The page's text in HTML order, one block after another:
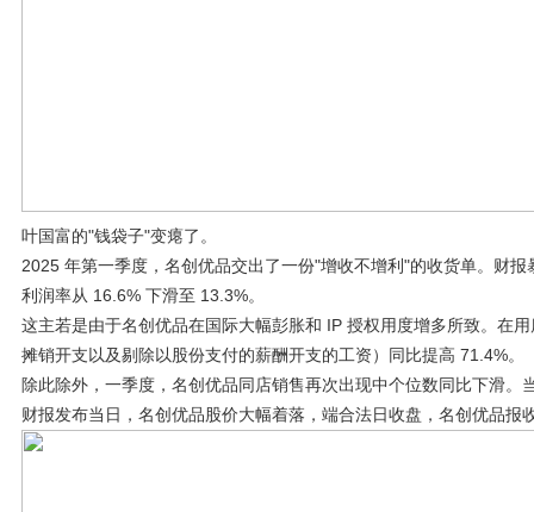
叶国富的"钱袋子"变瘪了。
2025 年第一季度，名创优品交出了一份"增收不增利"的收货单。财
利润率从 16.6% 下滑至 13.3%。
这主若是由于名创优品在国际大幅彭胀和 IP 授权用度增多所致。在
摊销开支以及剔除以股份支付的薪酬开支的工资）同比提高 71.4%。
除此除外，一季度，名创优品同店销售再次出现中个位数同比下滑
财报发布当日，名创优品股价大幅着落，端合法日收盘，名创优品